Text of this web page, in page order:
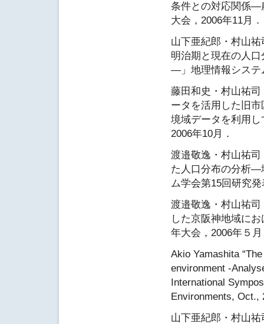
条件との対応関係―
大会，2006年11月．
山下亜紀郎・村山
明治期と現在の人
―」地理情報システ
藤田和史・村山祐
ータを活用した旧
境域データを利用
2006年10月．
渡邉敬逸・村山祐
た人口分布の分析―
ム学会第15回研究
渡邉敬逸・村山祐
した京阪神地域に
年大会，2006年５
Akio Yamashita
environment -
International
Environments, Oct.,
山下亜紀郎・村山